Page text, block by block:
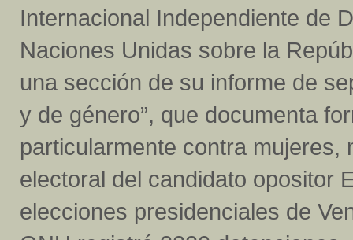
Internacional Independiente de
Naciones Unidas sobre la
una sección de su informe de
y de género”, que documenta
particularmente contra mujeres,
electoral del candidato opositor
elecciones presidenciales de